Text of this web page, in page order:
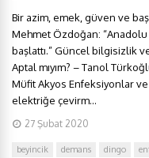
Bir azim, emek, güven ve
Mehmet Özdoğan:
başlattı.” Güncel bilgisizlik
Aptal mıyım? – Tanol
Müfit Akyos Enfeksiyonlar ve
elektriğe çevirm...
27 Şubat 2020
beyincik demans dingo